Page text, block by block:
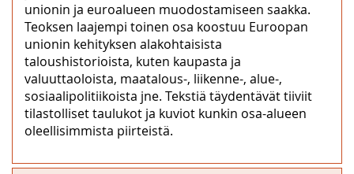
unionin ja euroalueen muodostamiseen saakka.
Teoksen laajempi toinen osa koostuu Euroopan
unionin kehityksen alakohtaisista
taloushistorioista, kuten kaupasta ja
valuuttaoloista, maatalous-, liikenne-, alue-,
sosiaalipolitiikoista jne. Tekstiä täydentävät tiiviit
tilastolliset taulukot ja kuviot kunkin osa-alueen
oleellisimmista piirteistä.